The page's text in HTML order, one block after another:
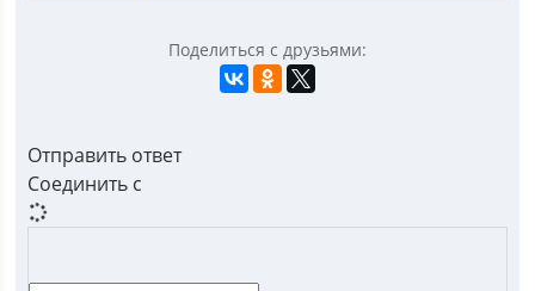
Поделиться с друзьями:
Отправить ответ
Соединить с